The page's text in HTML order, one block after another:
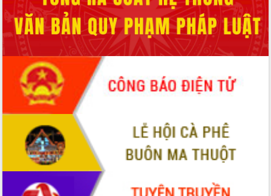
Nâng cao hiệu lực, hiệu quả HĐND
tỉnh thông qua hiện đại hóa hành chính
Xã Ea Phê gắn cải cách hành chính với
chuyển đổi số
Phó Chủ tịch Thường trực UBND tỉnh
Hồ Thị Nguyên Thảo làm việc tại Trung
tâm Phục vụ hành chính công xã Ea
Phê
Xây dựng nền hành chính số đồng
hành cùng nông dân dân, doanh nghiệp
Giai đoạn 2026-2030, Đắk Lắk phấn
đấu có 77% xã đạt chuẩn nông thôn
Chuyển đổi số 'mở đường' cho nông
nghiệp Đắk Lắk tăng trưởng bứt phá